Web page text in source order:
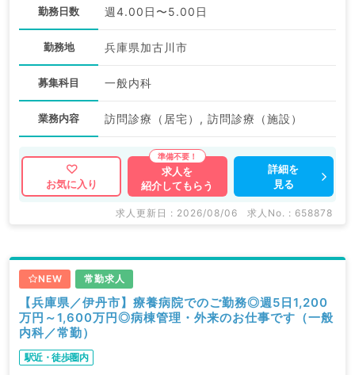
勤務日数 週4.00日〜5.00日
勤務地 兵庫県加古川市
募集科目 一般内科
業務内容 訪問診療（居宅）, 訪問診療（施設）
お気に入り
求人を
紹介してもらう
詳細を
見る
求人更新日 : 2026/08/06 求人No. : 658878
NEW 常勤求人
【兵庫県／伊丹市】療養病院でのご勤務◎週5日1,200
万円～1,600万円◎病棟管理・外来のお仕事です（一般
内科／常勤）
駅近・徒歩圏内